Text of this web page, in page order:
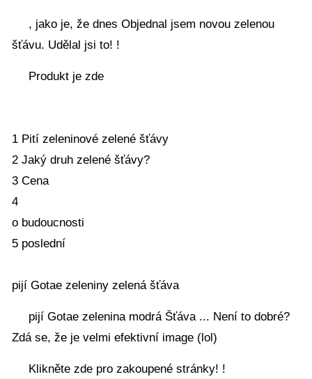
, jako je, že dnes Objednal jsem novou zelenou
šťávu. Udělal jsi to! !
Produkt je zde
1 Pití zeleninové zelené šťávy
2 Jaký druh zelené šťávy?
3 Cena
4
o budoucnosti
5 poslední
pijí Gotae zeleniny zelená šťáva
pijí Gotae zelenina modrá Šťáva ... Není to dobré?
Zdá se, že je velmi efektivní image (lol)
Klikněte zde pro zakoupené stránky! !